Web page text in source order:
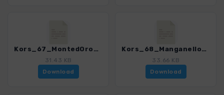
Kors_67_MontedOro_4280_18.gpx
31.43 KB
Download
Kors_68_Manganello_4280_18.gpx
33.66 KB
Download